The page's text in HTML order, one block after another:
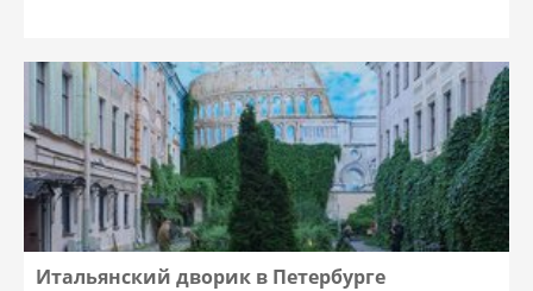
Итальянский дворик в Петербурге